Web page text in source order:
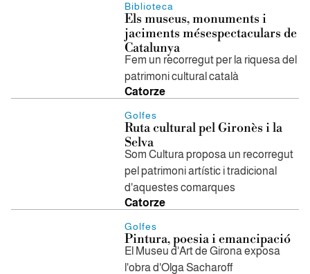
Biblioteca
Els museus, monuments i
jaciments mésespectaculars de
Catalunya
Fem un recorregut per la riquesa del
patrimoni cultural català
Catorze
Golfes
Ruta cultural pel Gironès i la
Selva
Som Cultura proposa un recorregut
pel patrimoni artístic i tradicional
d'aquestes comarques
Catorze
Golfes
Pintura, poesia i emancipació
El Museu d'Art de Girona exposa
l'obra d'Olga Sacharoff